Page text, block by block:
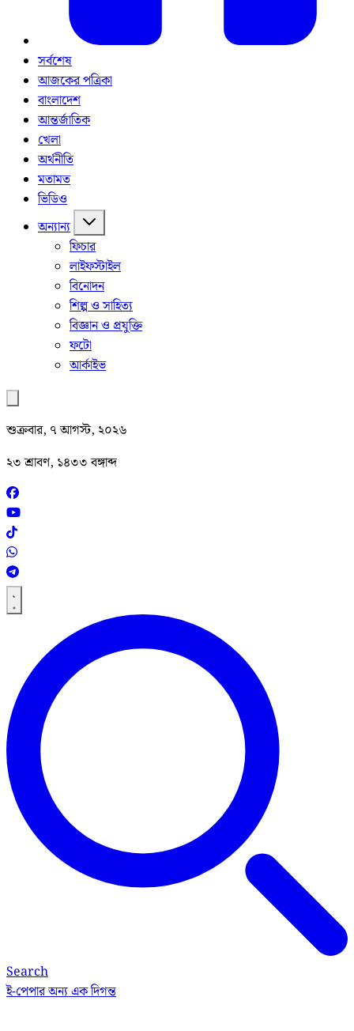
সর্বশেষ
আজকের পত্রিকা
বাংলাদেশ
আন্তর্জাতিক
খেলা
অর্থনীতি
মতামত
ভিডিও
অন্যান্য
ফিচার
লাইফস্টাইল
বিনোদন
শিল্প ও সাহিত্য
বিজ্ঞান ও প্রযুক্তি
ফটো
আর্কাইভ
শুক্রবার, ৭ আগস্ট, ২০২৬
২৩ শ্রাবণ, ১৪৩৩ বঙ্গাব্দ
Search
ই-পেপারঅন্য এক দিগন্ত